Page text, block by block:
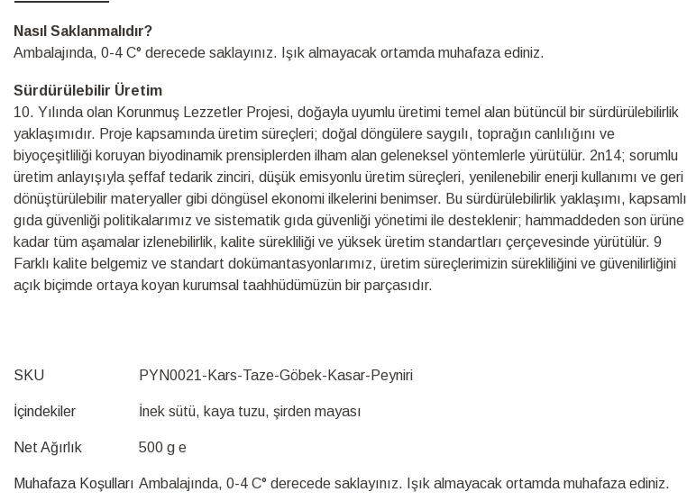
Detaylı
Bilgi
Nasıl Saklanmalıdır?
Ambalajında, 0-4 C° derecede saklayınız. Işık almayacak ortamda muhafaza ediniz.
Sürdürülebilir Üretim
10.⁠ ⁠Yılında olan Korunmuş Lezzetler Projesi, doğayla uyumlu üretimi temel alan bütüncül bir sürdürülebilirlik
yaklaşımıdır. Proje kapsamında üretim süreçleri; doğal döngülere saygılı, toprağın canlılığını ve
biyoçeşitliliği koruyan biyodinamik prensiplerden ilham alan geleneksel yöntemlerle yürütülür. 2n14; sorumlu
üretim anlayışıyla şeffaf tedarik zinciri, düşük emisyonlu üretim süreçleri, yenilenebilir enerji kullanımı ve geri
dönüştürülebilir materyaller gibi döngüsel ekonomi ilkelerini benimser. Bu sürdürülebilirlik yaklaşımı, kapsamlı
gıda güvenliği politikalarımız ve sistematik gıda güvenliği yönetimi ile desteklenir; hammaddeden son ürüne
kadar tüm aşamalar izlenebilirlik, kalite sürekliliği ve yüksek üretim standartları çerçevesinde yürütülür. 9
Farklı kalite belgemiz ve standart dokümantasyonlarımız, üretim süreçlerimizin sürekliliğini ve güvenilirliğini
açık biçimde ortaya koyan kurumsal taahhüdümüzün bir parçasıdır.
SKU PYN0021-Kars-Taze-Göbek-Kasar-Peyniri
İçindekiler İnek sütü, kaya tuzu, şirden mayası
Net Ağırlık 500 g e
Muhafaza Koşulları Ambalajında, 0-4 C° derecede saklayınız. Işık almayacak ortamda muhafaza ediniz.